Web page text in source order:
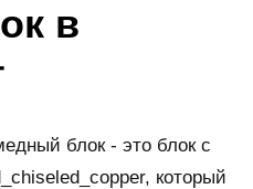
в
блок - это блок с
который